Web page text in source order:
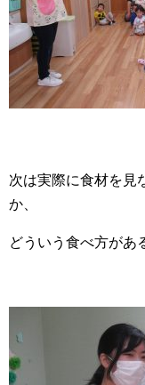
次は実際に食材を見
か、
どういう食べ方があ